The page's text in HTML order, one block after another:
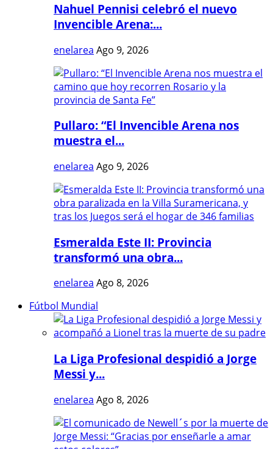
Nahuel Pennisi celebró el nuevo
Invencible Arena:...
enelarea Ago 9, 2026
Pullaro: “El Invencible Arena nos
muestra el...
enelarea Ago 9, 2026
Esmeralda Este II: Provincia
transformó una obra...
enelarea Ago 8, 2026
Fútbol Mundial
La Liga Profesional despidió a Jorge
Messi y...
enelarea Ago 8, 2026